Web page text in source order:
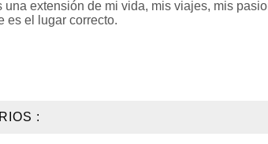
extensión de mi vida, mis viajes, mis
es el lugar correcto.
: